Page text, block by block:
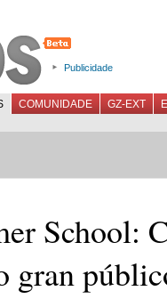
Publicidade
COMUNIDADE GZ-EXT
School:
gran